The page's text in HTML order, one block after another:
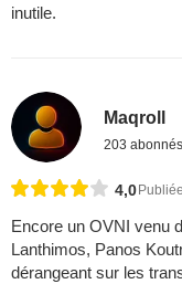
inutile.
Maqroll
203 abonnés
4,0
Encore un OVNI venu
Lanthimos, Panos
dérangeant sur les